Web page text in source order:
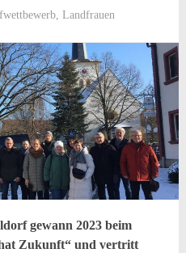
, Landfrauen
gewann 2023 beim
Zukunft“ und vertritt